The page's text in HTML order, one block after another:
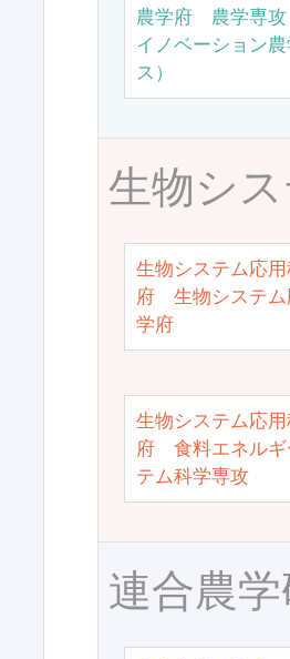
農学府 農学専攻
イノベーション
ス）
生物シ
生物システム応用
府 生物システム
学府
生物システム応用
府 食料エネルギ
テム科学専攻
連合農